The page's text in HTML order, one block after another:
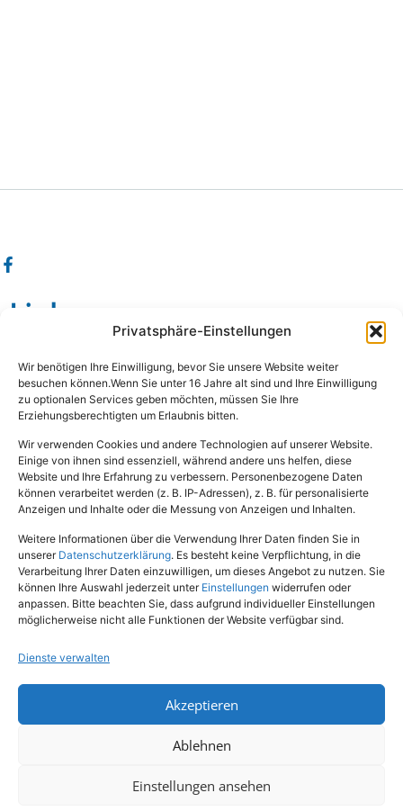
Privatsphäre-Einstellungen
Wir benötigen Ihre Einwilligung, bevor Sie unsere Website weiter
besuchen können.Wenn Sie unter 16 Jahre alt sind und Ihre Einwilligung
zu optionalen Services geben möchten, müssen Sie Ihre
Erziehungsberechtigten um Erlaubnis bitten.
Wir verwenden Cookies und andere Technologien auf unserer Website.
Einige von ihnen sind essenziell, während andere uns helfen, diese
Website und Ihre Erfahrung zu verbessern. Personenbezogene Daten
können verarbeitet werden (z. B. IP-Adressen), z. B. für personalisierte
Anzeigen und Inhalte oder die Messung von Anzeigen und Inhalten.
Weitere Informationen über die Verwendung Ihrer Daten finden Sie in
unserer Datenschutzerklärung. Es besteht keine Verpflichtung, in die
Verarbeitung Ihrer Daten einzuwilligen, um dieses Angebot zu nutzen. Sie
können Ihre Auswahl jederzeit unter Einstellungen widerrufen oder
anpassen. Bitte beachten Sie, dass aufgrund individueller Einstellungen
möglicherweise nicht alle Funktionen der Website verfügbar sind.
Dienste verwalten
Akzeptieren
Ablehnen
Einstellungen ansehen
Links
Wissenswertes
Das sind wir
Damals wie Heute
Rechtliches
Impressum
Datenschutz
Copyright © 2024. Alle Rechte vorbehalten.
Tel.: (02651) - 77438info@tierheim-mayen.de
In der Pluns 1, 56727 Mayen